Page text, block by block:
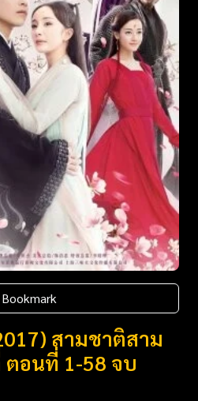
Bookmark
สามชาติสาม
อนที่ 1-58 จบ